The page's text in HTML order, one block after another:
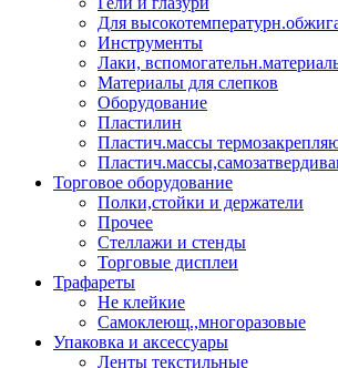
Для
Инструменты
Лаки,
Материалы для слепков
Оборудование
Пластилин
Пластич.массы
Торговое оборудование
Полки,стойки и держатели
Прочее
Стеллажи и стенды
Торговые дисплеи
Трафареты
Не клейкие
Самоклеющ.,многоразовые
Упаковка и аксессуары
Ленты текстильные